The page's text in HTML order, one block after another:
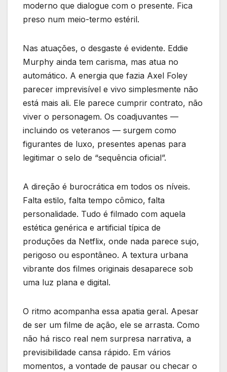
moderno que dialogue com o presente. Fica
preso num meio-termo estéril.
Nas atuações, o desgaste é evidente. Eddie
Murphy ainda tem carisma, mas atua no
automático. A energia que fazia Axel Foley
parecer imprevisível e vivo simplesmente não
está mais ali. Ele parece cumprir contrato, não
viver o personagem. Os coadjuvantes —
incluindo os veteranos — surgem como
figurantes de luxo, presentes apenas para
legitimar o selo de “sequência oficial”.
A direção é burocrática em todos os níveis.
Falta estilo, falta tempo cômico, falta
personalidade. Tudo é filmado com aquela
estética genérica e artificial típica de
produções da Netflix, onde nada parece sujo,
perigoso ou espontâneo. A textura urbana
vibrante dos filmes originais desaparece sob
uma luz plana e digital.
O ritmo acompanha essa apatia geral. Apesar
de ser um filme de ação, ele se arrasta. Como
não há risco real nem surpresa narrativa, a
previsibilidade cansa rápido. Em vários
momentos, a vontade de pausar ou checar o